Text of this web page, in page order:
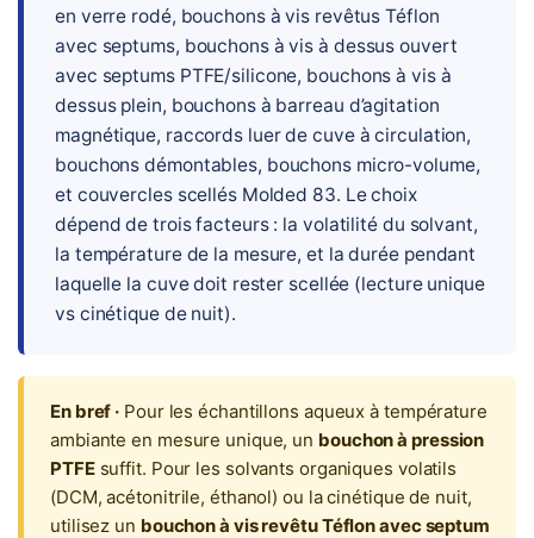
en verre rodé, bouchons à vis revêtus Téflon
avec septums, bouchons à vis à dessus ouvert
avec septums PTFE/silicone, bouchons à vis à
dessus plein, bouchons à barreau d’agitation
magnétique, raccords luer de cuve à circulation,
bouchons démontables, bouchons micro-volume,
et couvercles scellés Molded 83. Le choix
dépend de trois facteurs : la volatilité du solvant,
la température de la mesure, et la durée pendant
laquelle la cuve doit rester scellée (lecture unique
vs cinétique de nuit).
En bref · Pour les échantillons aqueux à température
ambiante en mesure unique, un bouchon à pression
PTFEsuffit. Pour les solvants organiques volatils
(DCM, acétonitrile, éthanol) ou la cinétique de nuit,
utilisez un bouchon à vis revêtu Téflon avec septum